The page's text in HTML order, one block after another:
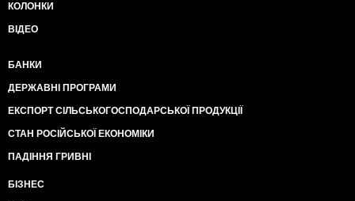
КОЛОНКИ
ВІДЕО
БАНКИ
ДЕРЖАВНІ ПРОГРАМИ
ЕКСПОРТ СІЛЬСЬКОГОСПОДАРСЬКОЇ ПРОДУКЦІЇ
СТАН РОСІЙСЬКОЇ ЕКОНОМІКИ
ПАДІННЯ ГРИВНІ
БІЗНЕС